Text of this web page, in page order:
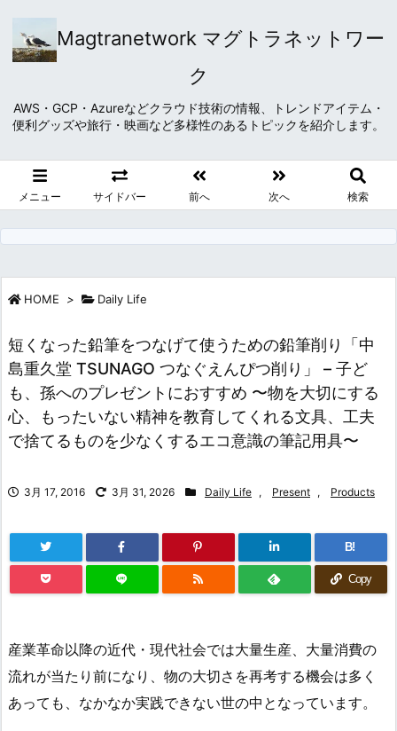
Magtranetwork マグトラネットワー
ク
AWS・GCP・Azureなどクラウド技術の情報、トレンドアイテム・
便利グッズや旅行・映画など多様性のあるトピックを紹介します。
メニュー サイドバー 前へ 次へ 検索
HOME > Daily Life
短くなった鉛筆をつなげて使うための鉛筆削り「中
島重久堂 TSUNAGO つなぐえんぴつ削り」 – 子ど
も、孫へのプレゼントにおすすめ 〜物を大切にする
心、もったいない精神を教育してくれる文具、工夫
で捨てるものを少なくするエコ意識の筆記用具〜
3月 17, 2016 3月 31, 2026 Daily Life , Present , Products
B!
Copy
産業革命以降の近代・現代社会では大量生産、大量消費の
流れが当たり前になり、物の大切さを再考する機会は多く
あっても、なかなか実践できない世の中となっています。